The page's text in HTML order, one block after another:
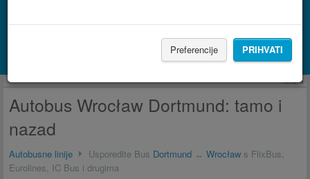
Preferencije PRIHVATI
Potraži smještaj s Booking.com
Reklama
Autobus Wrocław Dortmund: tamo i
nazad
Autobusne linije Usporedite Bus Dortmund ↔ Wrocław s FlixBus,
Eurolines, IC Bus i drugima